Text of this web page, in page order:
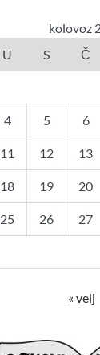
kolovoz
U S Č
4 5 6
11 12 13
18 19 20
25 26 27
« velj